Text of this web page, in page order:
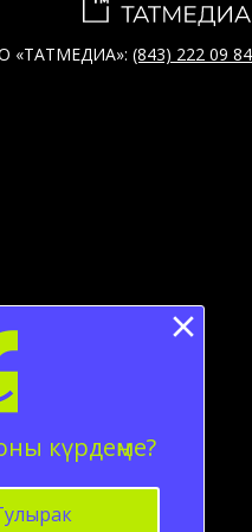
«ТАТМЕДИА»: (843) 222 09 84
күрдеңме?